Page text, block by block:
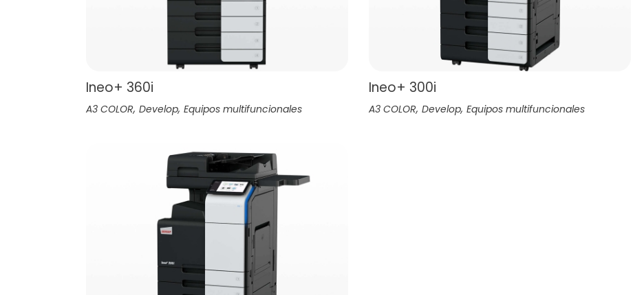
Ineo+ 360i
A3 COLOR, Develop, Equipos multifuncionales
Ineo+ 300i
A3 COLOR, Develop, Equipos multifuncionales